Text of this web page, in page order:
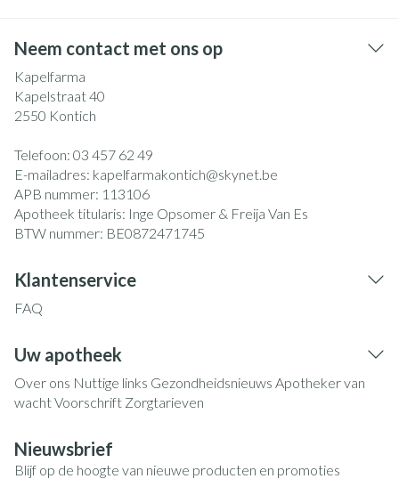
Neem contact met ons op
Kapelfarma
Kapelstraat 40
2550 Kontich
Telefoon: 03 457 62 49
E-mailadres: kapelfarmakontich@skynet.be
APB nummer: 113106
Apotheek titularis: Inge Opsomer & Freija Van Es
BTW nummer: BE0872471745
Klantenservice
FAQ
Uw apotheek
Over ons Nuttige links Gezondheidsnieuws Apotheker van
wachtVoorschrift Zorgtarieven
Nieuwsbrief
Blijf op de hoogte van nieuwe producten en promoties